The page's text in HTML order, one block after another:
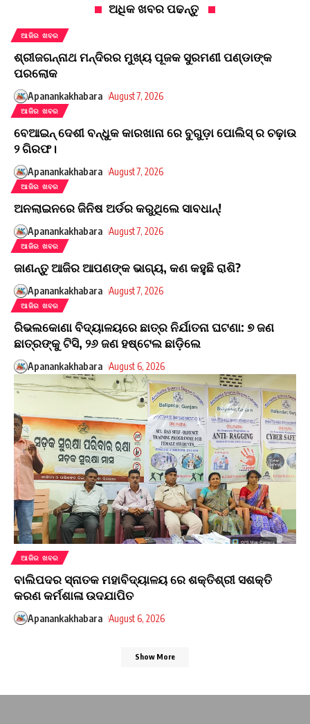
ଅଧିକ ଖବର ପଢନ୍ତୁ
ଆଜିର ଖବର
ଶ୍ରୀଜଗନ୍ନାଥ ମନ୍ଦିରର ମୁଖ୍ୟ ପୂଜକ ସୁରମଣୀ ପଣ୍ଡାଙ୍କ
ପରଲୋକ
Apanankakhabara August 7, 2026
ଆଜିର ଖବର
ବେଆଇନ୍ ଦେଶୀ ବନ୍ଧୁକ କାରଖାନା ରେ ବୁଗୁଡ଼ା ପୋଲିସ୍ ର ଚଢ଼ାଉ
୨ ଗିରଫ।
Apanankakhabara August 7, 2026
ଆଜିର ଖବର
​ଅନଲାଇନରେ ଜିନିଷ ଅର୍ଡର କରୁଥିଲେ ସାବଧାନ୍!
Apanankakhabara August 7, 2026
ଆଜିର ଖବର
ଜାଣନ୍ତୁ ଆଜିର ଆପଣଙ୍କ ଭାଗ୍ୟ, କଣ କହୁଛି ରାଶି?
Apanankakhabara August 7, 2026
ଆଜିର ଖବର
ରିଭଲକୋଣା ବିଦ୍ୟାଳୟରେ ଛାତ୍ର ନିର୍ଯାତନା ଘଟଣା: ୭ ଜଣ
ଛାତ୍ରଙ୍କୁ ଟିସି, ୨୬ ଜଣ ହଷ୍ଟେଲ ଛାଡ଼ିଲେ
Apanankakhabara August 6, 2026
ଆଜିର ଖବର
ବାଲିପଦର ସ୍ନାତକ ମହାବିଦ୍ୟାଳୟ ରେ ଶକ୍ତିଶ୍ରୀ ସଶକ୍ତି
କରଣ କର୍ମଶାଳା ଉଦଯାପିତ
Apanankakhabara August 6, 2026
Show More